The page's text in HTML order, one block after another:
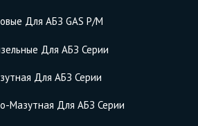
Для АБЗ GAS P/M
Для АБЗ Серии
Для АБЗ Серии
Мазутная Для АБЗ Серии